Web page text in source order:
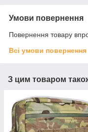
Умови повернення
Повернення товару
Всі умови повернення
З цим товаром